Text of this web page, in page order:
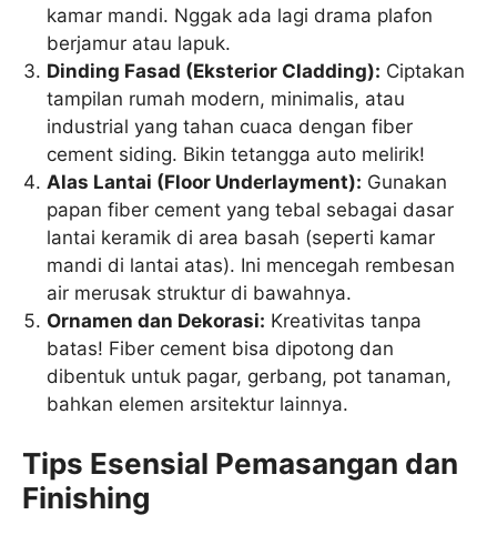
kamar mandi. Nggak ada lagi drama plafon
berjamur atau lapuk.
Dinding Fasad (Eksterior Cladding): Ciptakan
tampilan rumah modern, minimalis, atau
industrial yang tahan cuaca dengan fiber
cement siding. Bikin tetangga auto melirik!
Alas Lantai (Floor Underlayment): Gunakan
papan fiber cement yang tebal sebagai dasar
lantai keramik di area basah (seperti kamar
mandi di lantai atas). Ini mencegah rembesan
air merusak struktur di bawahnya.
Ornamen dan Dekorasi: Kreativitas tanpa
batas! Fiber cement bisa dipotong dan
dibentuk untuk pagar, gerbang, pot tanaman,
bahkan elemen arsitektur lainnya.
Tips Esensial Pemasangan dan
Finishing